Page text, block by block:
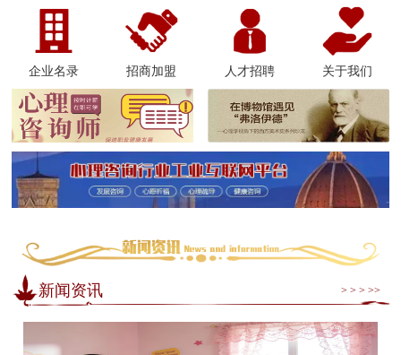
企业名录 招商加盟 人才招聘 关于我们
新闻资讯 > > > >>